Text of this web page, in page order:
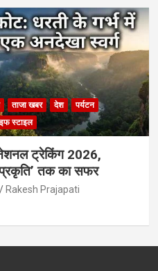
o
o
k
ताजा खबर देश
पर्यटन
स्टाइल
ट्रेकिंग 2026,
तक का सफर
Rakesh Prajapati